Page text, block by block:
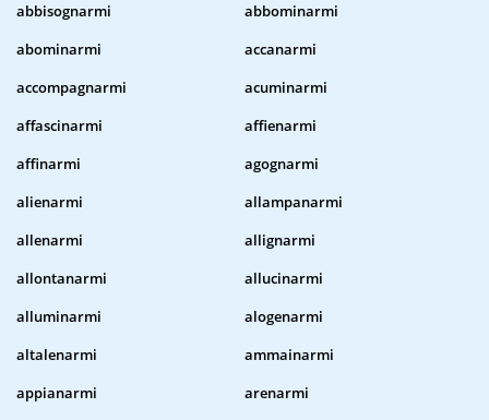
abbisognarmi
abbominarmi
abominarmi
accanarmi
accompagnarmi
acuminarmi
affascinarmi
affienarmi
affinarmi
agognarmi
alienarmi
allampanarmi
allenarmi
allignarmi
allontanarmi
allucinarmi
alluminarmi
alogenarmi
altalenarmi
ammainarmi
appianarmi
arenarmi